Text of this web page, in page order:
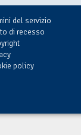
del servizio
di recesso
policy